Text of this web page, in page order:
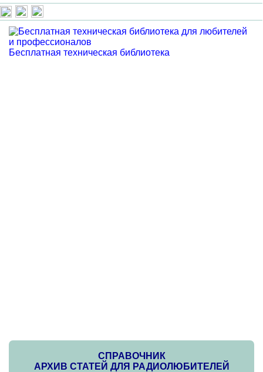
Бесплатная техническая библиотека
СПРАВОЧНИК
АРХИВ СТАТЕЙ ДЛЯ РАДИОЛЮБИТЕЛЕЙ